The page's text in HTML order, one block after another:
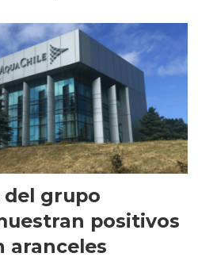
del grupo
positivos
aranceles